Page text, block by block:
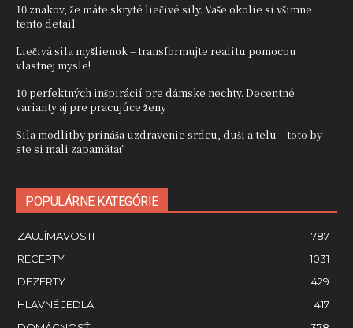
10 znakov, že máte skryté liečivé sily. Vaše okolie si všimne
tento detail
Liečivá sila myšlienok – transformujte realitu pomocou
vlastnej mysle!
10 perfektných inšpirácií pre dámske nechty. Decentné
varianty aj pre pracujúce ženy
Sila modlitby prináša uzdravenie srdcu, duši a telu – toto by
ste si mali zapamätať
POPULÁRNE KATEGÓRIE
ZAUJÍMAVOSTI
1787
RECEPTY
1031
DEZERTY
429
HLAVNÉ JEDLÁ
417